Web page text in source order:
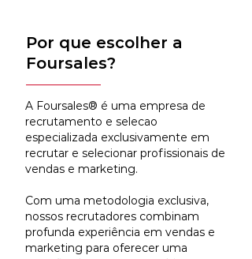
Por que escolher a
Foursales?
A Foursales® é uma empresa de
recrutamento e selecao
especializada exclusivamente em
recrutar e selecionar profissionais de
vendas e marketing.
Com uma metodologia exclusiva,
nossos recrutadores combinam
profunda experiência em vendas e
marketing para oferecer uma